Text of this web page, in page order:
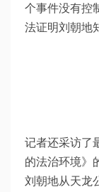
个事件没有控
法证明刘朝地
上图
记者还采访了
的法治环境》
刘朝地从天龙